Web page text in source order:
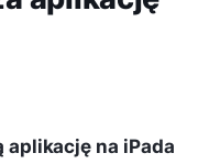
aplikację na iPada